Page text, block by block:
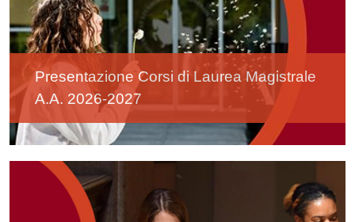
Presentazione Corsi di Laurea Magistrale
A.A. 2026-2027
Image